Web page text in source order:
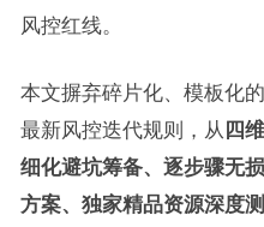
风控红线。
本文摒弃碎片化、模板化
最新风控迭代规则，从 四
细化避坑筹备、逐步骤无
方案、独家精品资源深度